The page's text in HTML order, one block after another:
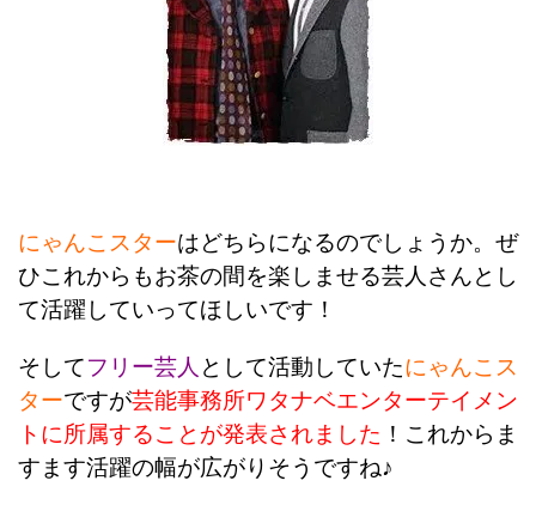
にゃんこスターはどちらになるのでしょうか。ぜ
ひこれからもお茶の間を楽しませる芸人さんとし
て活躍していってほしいです！
そしてフリー芸人 として活動していたにゃんこス
ターですが芸能事務所ワタナベエンターテイメン
トに所属することが発表されました ！これからま
すます活躍の幅が広がりそうですね♪